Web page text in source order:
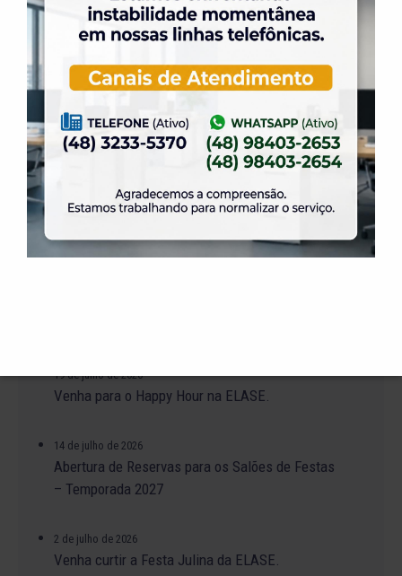
31 de julho de 2026
Dia dos Pais é na ELASE, venha se divertir com
a gente.
31 de julho de 2026
Venha para a Feijoada na ELASE.
31 de julho de 2026
Alteração no Regimento do Campo de Futebol
19 de julho de 2026
Venha para o Happy Hour na ELASE.
14 de julho de 2026
Abertura de Reservas para os Salões de Festas
– Temporada 2027
2 de julho de 2026
Venha curtir a Festa Julina da ELASE.